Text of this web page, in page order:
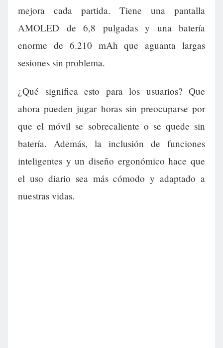
mejora cada partida. Tiene una pantalla
AMOLED de 6,8 pulgadas y una batería
enorme de 6.210 mAh que aguanta largas
sesiones sin problema.
¿Qué significa esto para los usuarios? Que
ahora pueden jugar horas sin preocuparse por
que el móvil se sobrecaliente o se quede sin
batería. Además, la inclusión de funciones
inteligentes y un diseño ergonómico hace que
el uso diario sea más cómodo y adaptado a
nuestras vidas.